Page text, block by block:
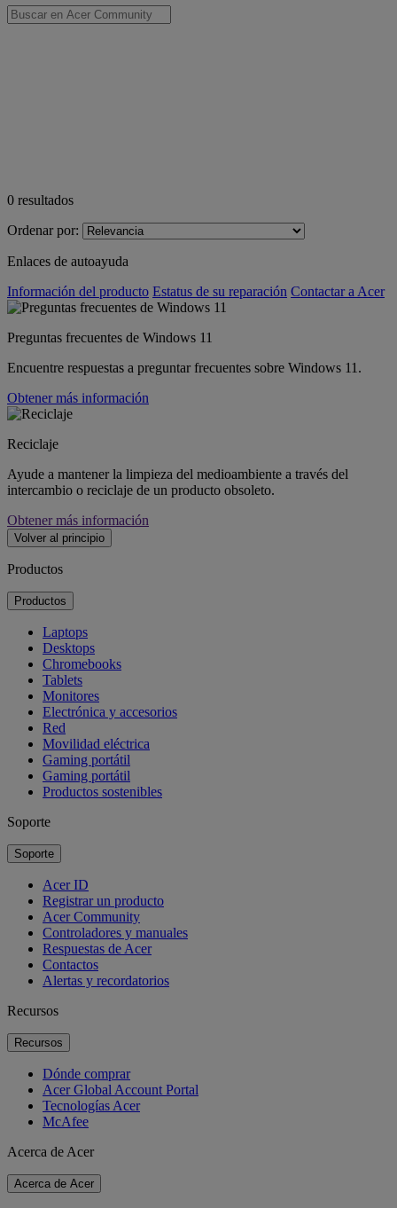
0 resultados
Ordenar por:
Enlaces de autoayuda
Información del producto Estatus de su reparación Contactar a Acer
Preguntas frecuentes de Windows 11
Encuentre respuestas a preguntar frecuentes sobre Windows 11.
Obtener más información
Reciclaje
Ayude a mantener la limpieza del medioambiente a través del
intercambio o reciclaje de un producto obsoleto.
Obtener más información
Volver al principio
Productos
Productos
Laptops
Desktops
Chromebooks
Tablets
Monitores
Electrónica y accesorios
Red
Movilidad eléctrica
Gaming portátil
Gaming portátil
Productos sostenibles
Soporte
Soporte
Acer ID
Registrar un producto
Acer Community
Controladores y manuales
Respuestas de Acer
Contactos
Alertas y recordatorios
Recursos
Recursos
Dónde comprar
Acer Global Account Portal
Tecnologías Acer
McAfee
Acerca de Acer
Acerca de Acer